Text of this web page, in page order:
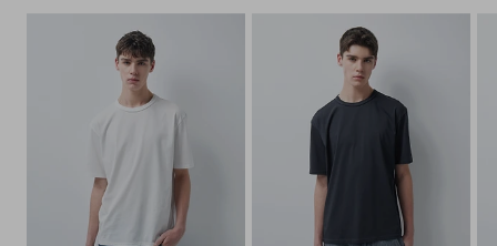
다음과 같이 상품이 사용/훼손된 경우에는 교환 및 반품이
되지 않습니다.
·고객님의 귀책 사유로 상품이 훼손된 경우. (단, 상품의 내
용 확인을 위해 포장 등을 훼손한 경우는 제외)
·포장을 개봉하였거나 포장이 훼손되어 상품가치가 현저히
상실된 경우.
·상품의 TAG, 스티커, 케이스 등을 훼손 및 분실한 경우.